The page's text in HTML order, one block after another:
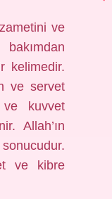
ve
kelimedir.
ve servet
kuvvet
Allah’ın
ve kibre